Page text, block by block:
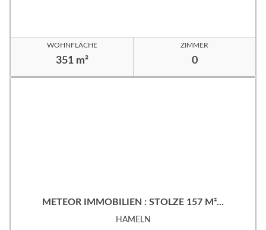
WOHNFLÄCHE
351 m²
ZIMMER
0
METEOR IMMOBILIEN : STOLZE 157 M²...
HAMELN